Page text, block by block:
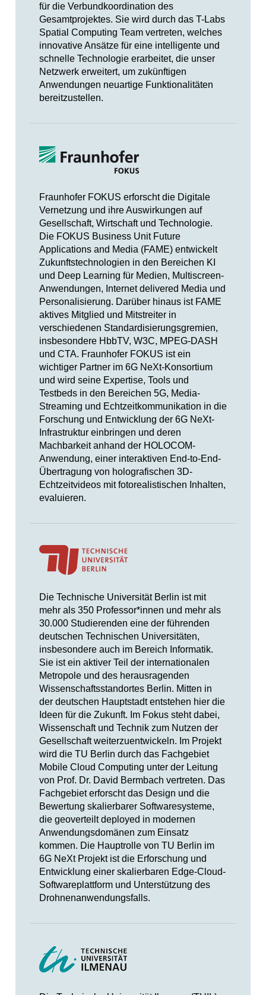
für die Verbundkoordination des
Gesamtprojektes. Sie wird durch das T-Labs
Spatial Computing Team vertreten, welches
innovative Ansätze für eine intelligente und
schnelle Technologie erarbeitet, die unser
Netzwerk erweitert, um zukünftigen
Anwendungen neuartige Funktionalitäten
bereitzustellen.
Fraunhofer FOKUS erforscht die Digitale
Vernetzung und ihre Auswirkungen auf
Gesellschaft, Wirtschaft und Technologie.
Die FOKUS Business Unit Future
Applications and Media (FAME) entwickelt
Zukunftstechnologien in den Bereichen KI
und Deep Learning für Medien, Multiscreen-
Anwendungen, Internet delivered Media und
Personalisierung. Darüber hinaus ist FAME
aktives Mitglied und Mitstreiter in
verschiedenen Standardisierungsgremien,
insbesondere HbbTV, W3C, MPEG-DASH
und CTA. Fraunhofer FOKUS ist ein
wichtiger Partner im 6G NeXt-Konsortium
und wird seine Expertise, Tools und
Testbeds in den Bereichen 5G, Media-
Streaming und Echtzeitkommunikation in die
Forschung und Entwicklung der 6G NeXt-
Infrastruktur einbringen und deren
Machbarkeit anhand der HOLOCOM-
Anwendung, einer interaktiven End-to-End-
Übertragung von holografischen 3D-
Echtzeitvideos mit fotorealistischen Inhalten,
evaluieren.
Die Technische Universität Berlin ist mit
mehr als 350 Professor*innen und mehr als
30.000 Studierenden eine der führenden
deutschen Technischen Universitäten,
insbesondere auch im Bereich Informatik.
Sie ist ein aktiver Teil der internationalen
Metropole und des herausragenden
Wissenschaftsstandortes Berlin. Mitten in
der deutschen Hauptstadt entstehen hier die
Ideen für die Zukunft. Im Fokus steht dabei,
Wissenschaft und Technik zum Nutzen der
Gesellschaft weiterzuentwickeln. Im Projekt
wird die TU Berlin durch das Fachgebiet
Mobile Cloud Computing unter der Leitung
von Prof. Dr. David Bermbach vertreten. Das
Fachgebiet erforscht das Design und die
Bewertung skalierbarer Softwaresysteme,
die geoverteilt deployed in modernen
Anwendungsdomänen zum Einsatz
kommen. Die Hauptrolle von TU Berlin im
6G NeXt Projekt ist die Erforschung und
Entwicklung einer skalierbaren Edge-Cloud-
Softwareplattform und Unterstützung des
Drohnenanwendungsfalls.